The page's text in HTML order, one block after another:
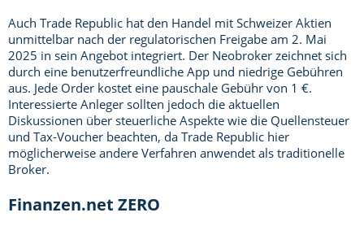
Auch Trade Republic hat den Handel mit Schweizer Aktien
unmittelbar nach der regulatorischen Freigabe am 2. Mai
2025 in sein Angebot integriert. Der Neobroker zeichnet sich
durch eine benutzerfreundliche App und niedrige Gebühren
aus. Jede Order kostet eine pauschale Gebühr von 1 €.
Interessierte Anleger sollten jedoch die aktuellen
Diskussionen über steuerliche Aspekte wie die Quellensteuer
und Tax-Voucher beachten, da Trade Republic hier
möglicherweise andere Verfahren anwendet als traditionelle
Broker.
Finanzen.net ZERO